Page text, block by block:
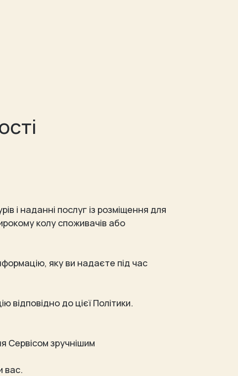
і наданні послуг із розміщення для
колу споживачів або
яку ви надаєте під час
до цієї Політики.
Сервісом зручнішим
вас.